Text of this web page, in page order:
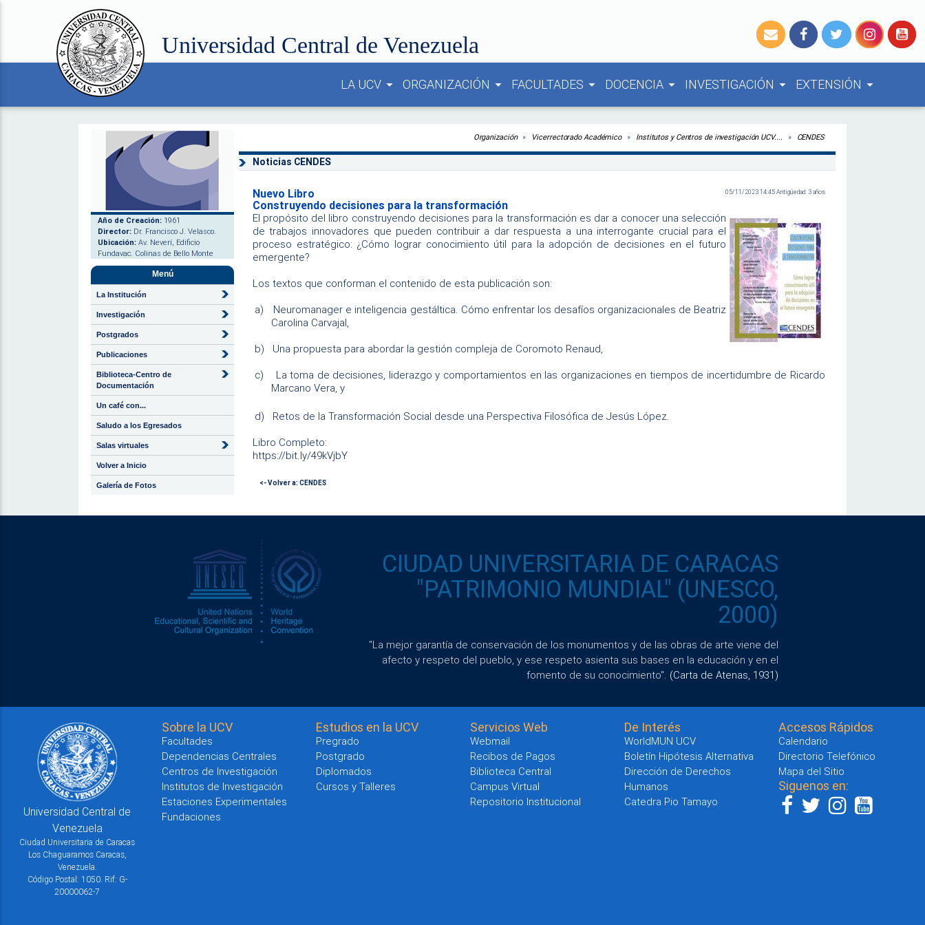
Universidad Central de Venezuela
LA UCV arrow_drop_down ORGANIZACIÓN arrow_drop_down FACULTADES arrow_drop_down DOCENCIA arrow_drop_down INVESTIGACIÓN arrow_drop_down EXTENSIÓN arrow_drop_down
Año de Creación: 1961
Director: Dr. Francisco J. Velasco.
Ubicación: Av. Neverí, Edificio
Fundavac. Colinas de Bello Monte
Menú
La Institución
Investigación
Postgrados
Publicaciones
Biblioteca-Centro de
Documentación
Un café con...
Saludo a los Egresados
Salas virtuales
Volver a Inicio
Galería de Fotos
Organización Vicerrectorado Académico Institutos y Centros de investigación UCV.... CENDES
Noticias CENDES
05/11/2023 14:45 Antigüedad: 3 años
Nuevo Libro
Construyendo decisiones para la transformación
El propósito del libro construyendo decisiones para la transformación es dar a conocer una selección
de trabajos innovadores que pueden contribuir a dar respuesta a una interrogante crucial para el
proceso estratégico: ¿Cómo lograr conocimiento útil para la adopción de decisiones en el futuro
emergente?
Los textos que conforman el contenido de esta publicación son:
a)
Neuromanager e inteligencia gestáltica. Cómo enfrentar los desafíos organizacionales de Beatriz
Carolina Carvajal,
b)
Una propuesta para abordar la gestión compleja de Coromoto Renaud,
c)
La toma de decisiones, liderazgo y comportamientos en las organizaciones en tiempos de incertidumbre de Ricardo
Marcano Vera, y
d)
Retos de la Transformación Social desde una Perspectiva Filosófica de Jesús López.
Libro Completo:
https://bit.ly/49kVjbY
<- Volver a: CENDES
CIUDAD UNIVERSITARIA DE CARACAS
"PATRIMONIO MUNDIAL" (UNESCO,
2000)
"La mejor garantía de conservación de los monumentos y de las obras de arte viene del
afecto y respeto del pueblo, y ese respeto asienta sus bases en la educación y en el
fomento de su conocimiento". (Carta de Atenas, 1931)
Universidad Central de
Venezuela
Ciudad Universitaria de Caracas
Los Chaguaramos Caracas,
Venezuela.
Código Postal: 1050. Rif: G-
20000062-7
Sobre la UCV
Facultades
Dependencias Centrales
Centros de Investigación
Institutos de Investigación
Estaciones Experimentales
Fundaciones
Estudios en la UCV
Pregrado
Postgrado
Diplomados
Cursos y Talleres
Servicios Web
Webmail
Recibos de Pagos
Biblioteca Central
Campus Virtual
Repositorio Institucional
De Interés
WorldMUN UCV
Boletín Hipótesis Alternativa
Dirección de Derechos
Humanos
Catedra Pio Tamayo
Accesos Rápidos
Calendario
Directorio Telefónico
Mapa del Sitio
Siguenos en: